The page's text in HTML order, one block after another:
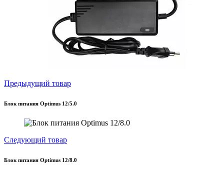
Предыдущий товар
Блок питания Optimus 12/5.0
Следующий товар
Блок питания Optimus 12/8.0